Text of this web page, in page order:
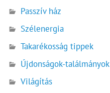
Passzív ház
Szélenergia
Takarékosság tippek
Újdonságok-találmányok
Világítás